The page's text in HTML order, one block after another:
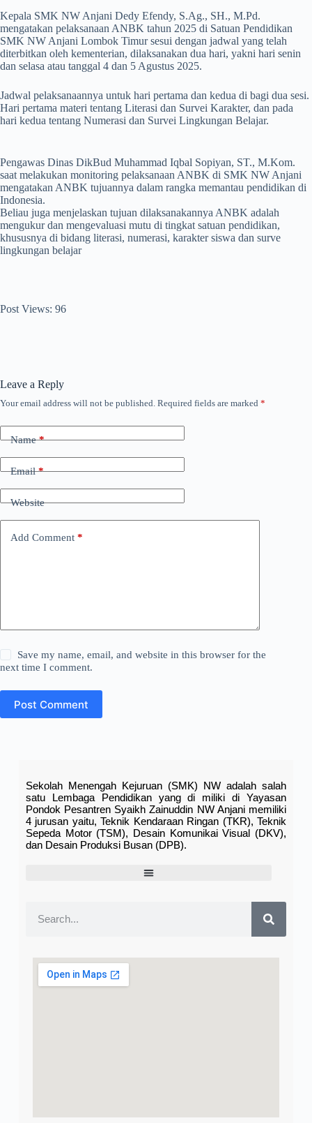
Kepala SMK NW Anjani Dedy Efendy, S.Ag., SH., M.Pd.
mengatakan pelaksanaan ANBK tahun 2025 di Satuan Pendidikan
SMK NW Anjani Lombok Timur sesui dengan jadwal yang telah
diterbitkan oleh kementerian, dilaksanakan dua hari, yakni hari senin
dan selasa atau tanggal 4 dan 5 Agustus 2025.
Jadwal pelaksanaannya untuk hari pertama dan kedua di bagi dua sesi.
Hari pertama materi tentang Literasi dan Survei Karakter, dan pada
hari kedua tentang Numerasi dan Survei Lingkungan Belajar.
Pengawas Dinas DikBud Muhammad Iqbal Sopiyan, ST., M.Kom.
saat melakukan monitoring pelaksanaan ANBK di SMK NW Anjani
mengatakan ANBK tujuannya dalam rangka memantau pendidikan di
Indonesia.
Beliau juga menjelaskan tujuan dilaksanakannya ANBK adalah
mengukur dan mengevaluasi mutu di tingkat satuan pendidikan,
khususnya di bidang literasi, numerasi, karakter siswa dan surve
lingkungan belajar
Post Views: 96
Leave a Reply
Your email address will not be published. Required fields are marked *
Name*
Email*
Website
Add Comment *
Save my name, email, and website in this browser for the
next time I comment.
Post Comment
Sekolah Menengah Kejuruan (SMK) NW adalah salah
satu Lembaga Pendidikan yang di miliki di Yayasan
Pondok Pesantren Syaikh Zainuddin NW Anjani memiliki
4 jurusan yaitu, Teknik Kendaraan Ringan (TKR), Teknik
Sepeda Motor (TSM), Desain Komunikai Visual (DKV),
dan Desain Produksi Busan (DPB).